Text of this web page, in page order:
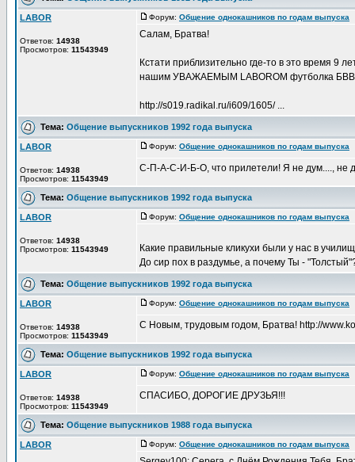
LABOR
Ответов: 14938
Просмотров: 11543949
Форум: Общение однокашников по годам выпуска
Салам, Братва!
Кстати приблизительно где-то в это время 9
нашим УВАЖАЕМЫМ LABOROM футболка
http://s019.radikal.ru/i609/1605/ ...
Тема: Общение выпускников 1992 года выпуска
LABOR
Ответов: 14938
Просмотров: 11543949
Форум: Общение однокашников по годам выпуска
С-П-А-С-И-Б-О, что прилетели! Я не дум...., не
Тема: Общение выпускников 1992 года выпуска
LABOR
Ответов: 14938
Просмотров: 11543949
Форум: Общение однокашников по годам выпуска
Какие правильные кликухи были у нас в
До сир пох в раздумье, а почему Ты -
Тема: Общение выпускников 1992 года выпуска
LABOR
Ответов: 14938
Просмотров: 11543949
Форум: Общение однокашников по годам выпуска
С Новым, трудовым годом, Братва! http://
Тема: Общение выпускников 1992 года выпуска
LABOR
Ответов: 14938
Просмотров: 11543949
Форум: Общение однокашников по годам выпуска
СПАСИБО, ДОРОГИЕ ДРУЗЬЯ!!!
Тема: Общение выпускников 1988 года выпуска
LABOR Форум: Общение однокашников по годам выпуска